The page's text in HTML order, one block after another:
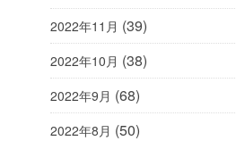
2022年11月 (39)
2022年10月 (38)
2022年9月 (68)
2022年8月 (50)